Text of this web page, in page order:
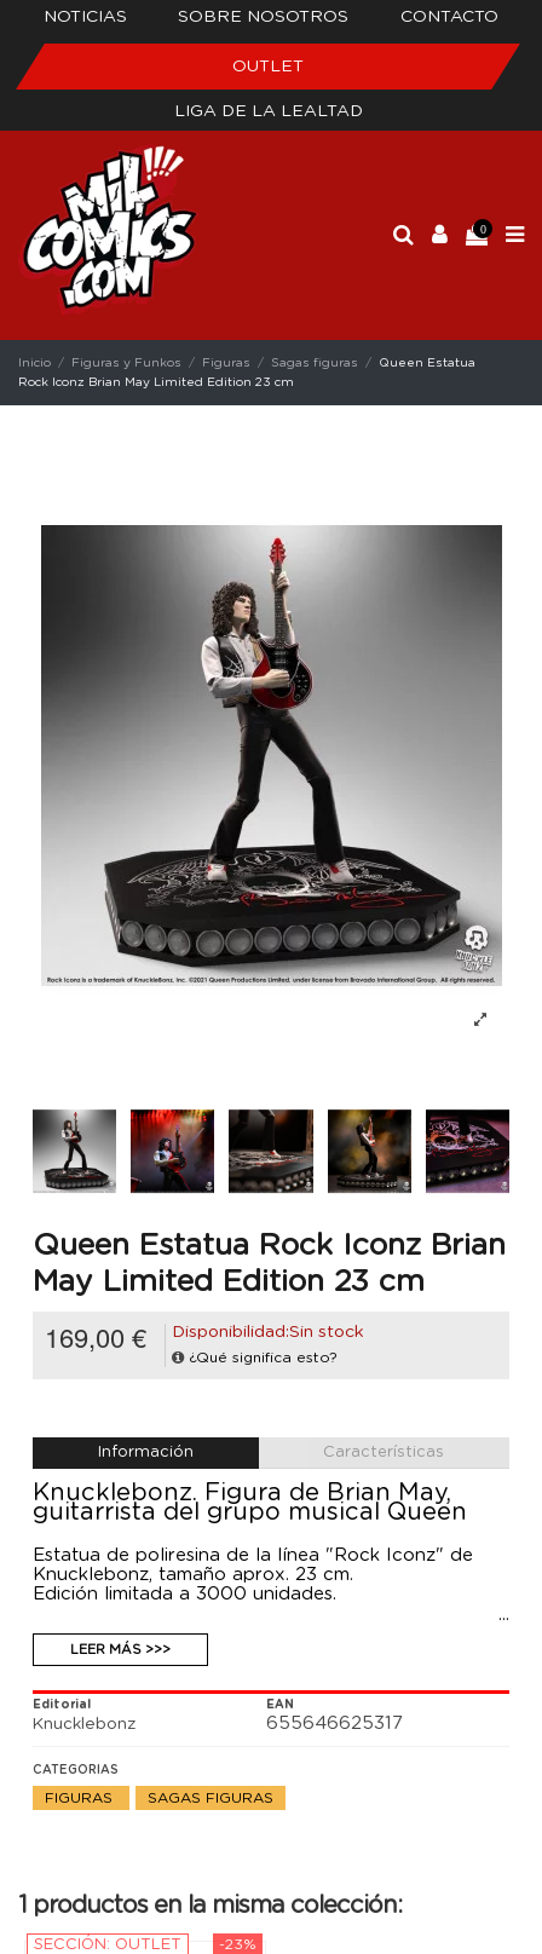
NOTICIAS SOBRE NOSOTROS CONTACTO
OUTLET
LIGA DE LA LEALTAD
0
Inicio Figuras y Funkos Figuras Sagas figuras
Queen Estatua
Rock Iconz Brian May Limited Edition 23 cm
Queen Estatua Rock Iconz Brian
May Limited Edition 23 cm
169,00 € Disponibilidad:Sin stock
¿Qué significa esto?
Información Características
Knucklebonz. Figura de Brian May,
guitarrista del grupo musical Queen
Estatua de poliresina de la línea "Rock Iconz" de
Knucklebonz, tamaño aprox. 23 cm.
Edición limitada a 3000 unidades.
LEER MÁS >>>
Editorial
Knucklebonz
EAN
655646625317
CATEGORIAS
FIGURAS SAGAS FIGURAS
1 productos en la misma colección:
-23%
SECCIÓN: OUTLET